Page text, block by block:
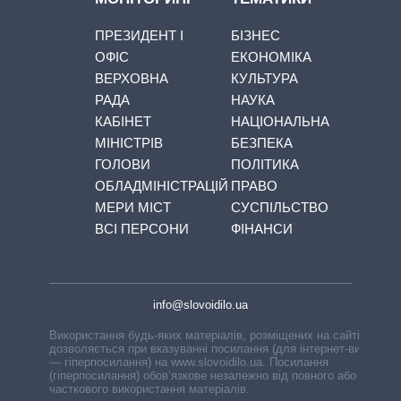
ПРЕЗИДЕНТ І
ОФІС
ВЕРХОВНА
РАДА
КАБІНЕТ
МІНІСТРІВ
ГОЛОВИ
ОБЛАДМІНІСТРАЦІЙ
МЕРИ МІСТ
ВСІ ПЕРСОНИ
БІЗНЕС
ЕКОНОМІКА
КУЛЬТУРА
НАУКА
НАЦІОНАЛЬНА
БЕЗПЕКА
ПОЛІТИКА
ПРАВО
СУСПІЛЬСТВО
ФІНАНСИ
info@slovoidilo.ua
Використання будь-яких матеріалів, розміщених на сайті,
дозволяється при вказуванні посилання (для інтернет-видань
— гіперпосилання) на www.slovoidilo.ua. Посилання
(гіперпосилання) обов’язкове незалежно від повного або
часткового використання матеріалів.